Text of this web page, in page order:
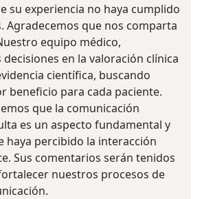
su experiencia no haya cumplido
Agradecemos que nos comparta
equipo médico,
en la valoración clínica
científica, buscando
beneficio para cada paciente.
que la comunicación
es un aspecto fundamental y
haya percibido la interacción
Sus comentarios serán tenidos
nuestros procesos de